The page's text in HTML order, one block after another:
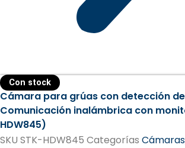
Con stock
Cámara para grúas con detección
Comunicación inalámbrica con
HDW845)
SKU STK-HDW845 Categorías Cámaras